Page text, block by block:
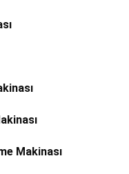
Makinası